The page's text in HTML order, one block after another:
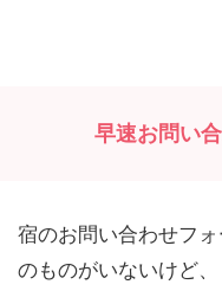
早速お問い
宿のお問い合わせフ
のものがいないけど、